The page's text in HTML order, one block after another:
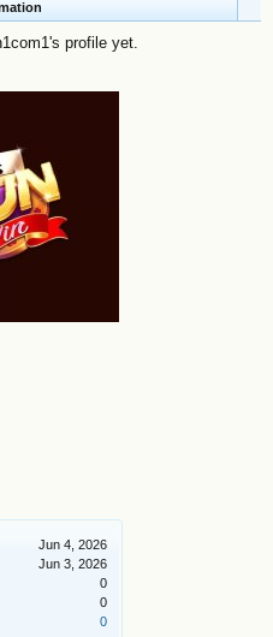
Jun 4, 2026
Jun 3, 2026
0
0
0
profile yet.